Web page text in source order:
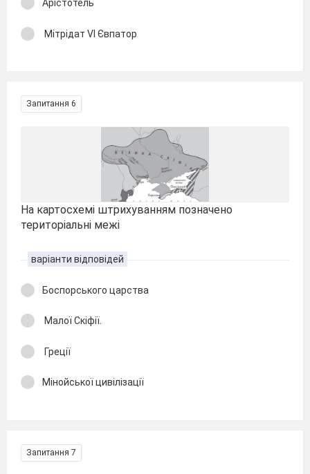
Арістотель
Мітрідат VІ Євпатор
Запитання 6
На картосхемі штрихуванням позначено
територіальні межі
варіанти відповідей
Боспорського царства
Малої Скіфії.
Греції
Мінойської цивілізації
Запитання 7